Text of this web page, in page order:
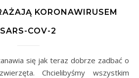
KORONAWIRUSEM
SARS-COV-2
Chcielibyśmy wszystkim